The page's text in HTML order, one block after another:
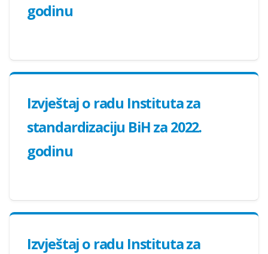
godinu
Izvještaj o radu Instituta za
standardizaciju BiH za 2022.
godinu
Izvještaj o radu Instituta za